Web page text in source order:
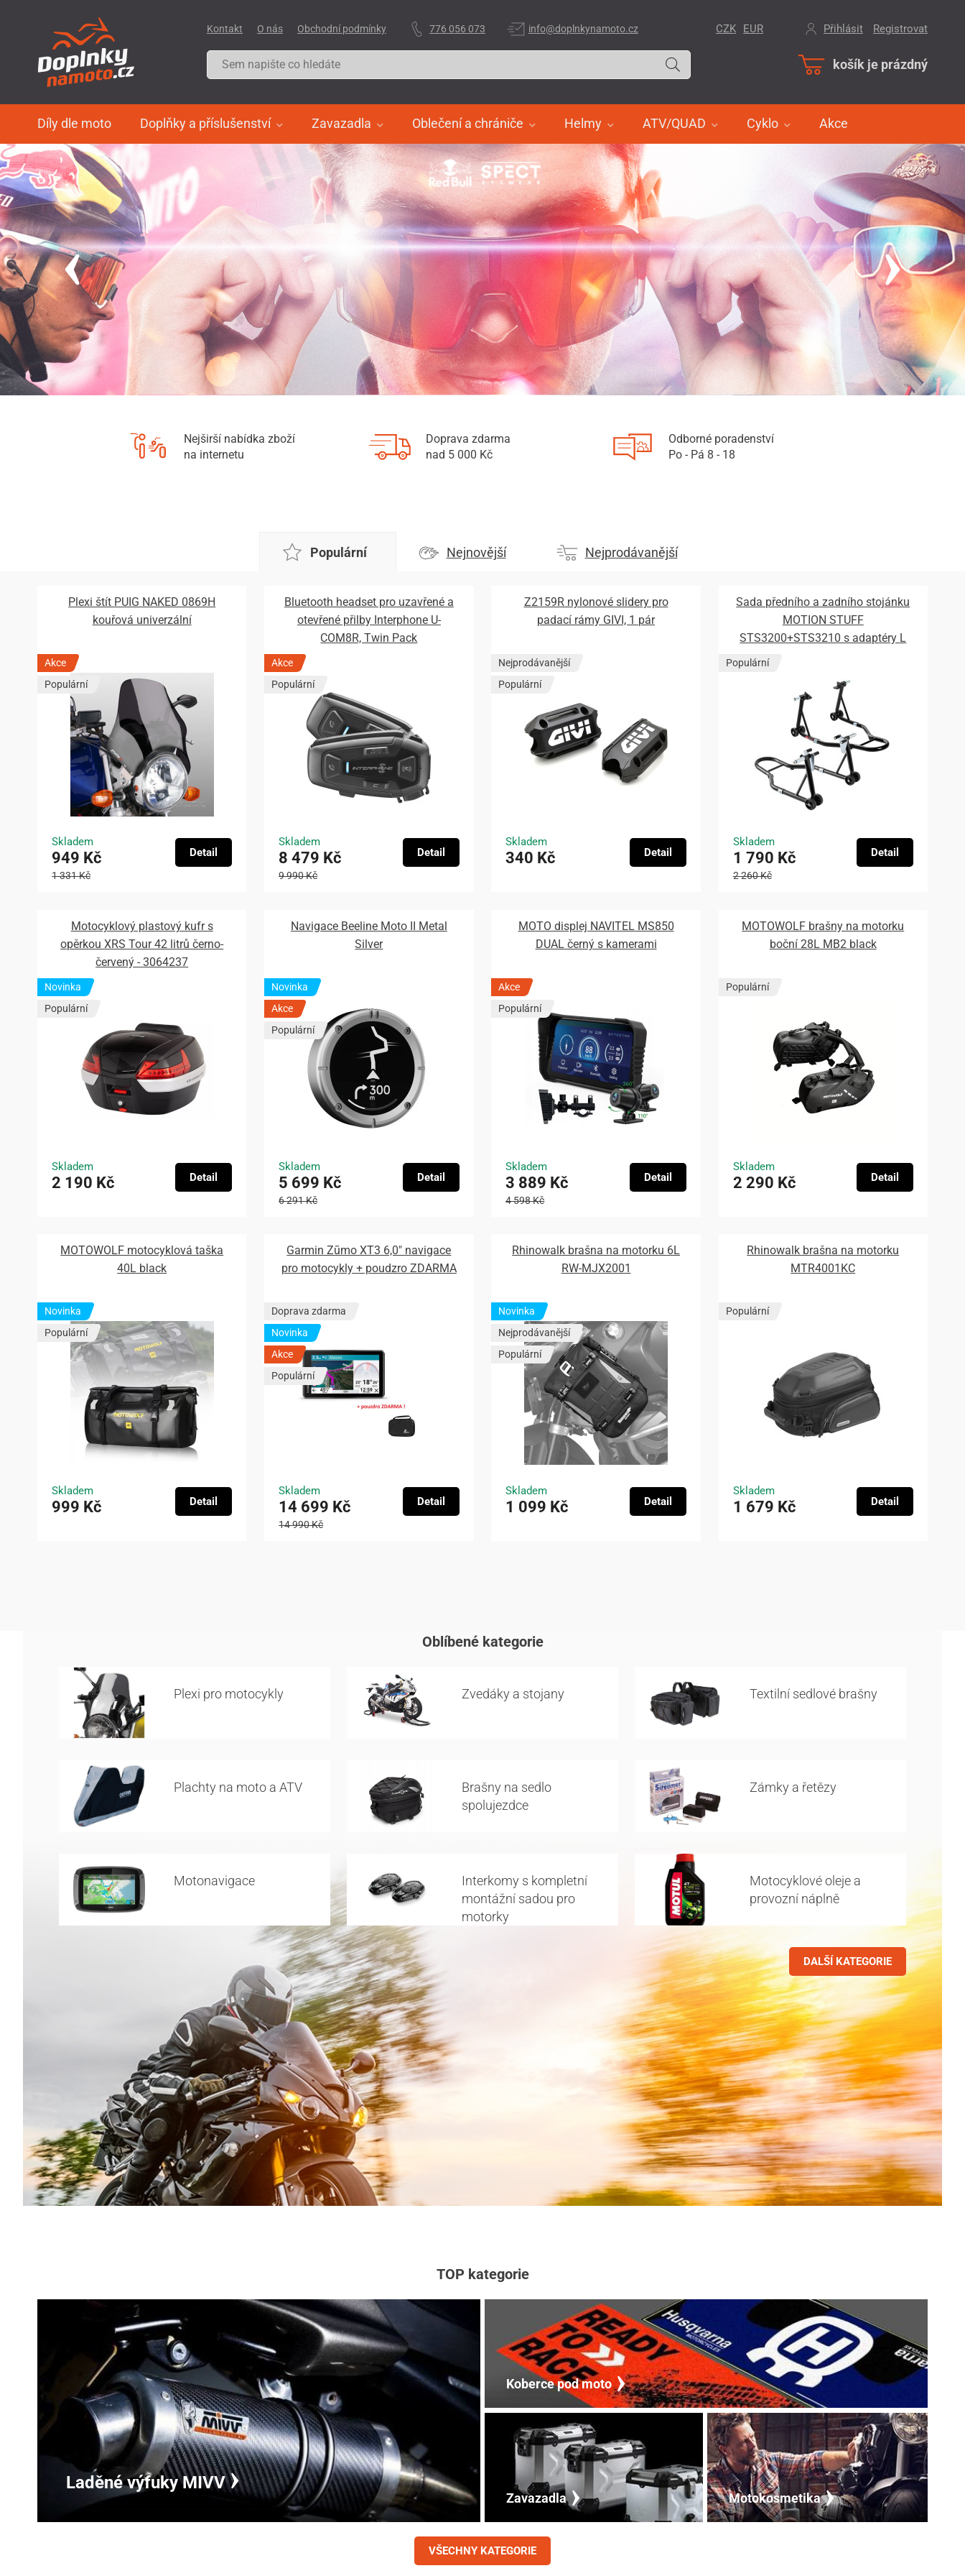
košík je prázdný
Díly dle moto Doplňky a příslušenství Zavazadla Oblečení a chrániče Helmy ATV/QUAD Cyklo Akce
CZK EUR Přihlásit Registrovat
Kontakt O nás Obchodní podmínky 776 056 073 info@doplnkynamoto.cz
Nejširší nabídka zboží
na internetu
Doprava zdarma
nad 5 000 Kč
Odborné poradenství
Po - Pá 8 - 18
Populární Nejnovější Nejprodávanější
Plexi štít PUIG NAKED 0869H
kouřová univerzální
Akce
Populární
Skladem
949 Kč
1 331 Kč
Detail
Bluetooth headset pro uzavřené a
otevřené přilby Interphone U-
COM8R, Twin Pack
Akce
Populární
Skladem
8 479 Kč
9 990 Kč
Detail
Z2159R nylonové slidery pro
padací rámy GIVI, 1 pár
Nejprodávanější
Populární
Skladem
340 Kč Detail
Sada předního a zadního stojánku
MOTION STUFF
STS3200+STS3210 s adaptéry L
Populární
Skladem
1 790 Kč
2 260 Kč
Detail
Motocyklový plastový kufr s
opěrkou XRS Tour 42 litrů černo-
červený - 3064237
Novinka
Populární
Skladem
2 190 Kč Detail
Navigace Beeline Moto II Metal
Silver
Novinka
Akce
Populární
Skladem
5 699 Kč
6 291 Kč
Detail
MOTO displej NAVITEL MS850
DUAL černý s kamerami
Akce
Populární
Skladem
3 889 Kč
4 598 Kč
Detail
MOTOWOLF brašny na motorku
boční 28L MB2 black
Populární
Skladem
2 290 Kč Detail
MOTOWOLF motocyklová taška
40L black
Novinka
Populární
Skladem
999 Kč Detail
Garmin Zūmo XT3 6,0″ navigace
pro motocykly + poudzro ZDARMA
Doprava zdarma
Novinka
Akce
Populární
Skladem
14 699 Kč
14 990 Kč
Detail
Rhinowalk brašna na motorku 6L
RW-MJX2001
Novinka
Nejprodávanější
Populární
Skladem
1 099 Kč Detail
Rhinowalk brašna na motorku
MTR4001KC
Populární
Skladem
1 679 Kč Detail
Oblíbené kategorie
Plexi pro motocykly Zvedáky a stojany Textilní sedlové brašny
Plachty na moto a ATV
Brašny na sedlo
spolujezdce
Zámky a řetězy
Motonavigace
Interkomy s kompletní
montážní sadou pro
motorky
Motocyklové oleje a
provozní náplně
DALŠÍ KATEGORIE
TOP kategorie
Laděné výfuky MIVV
Koberce pod moto
Zavazadla Motokosmetika
VŠECHNY KATEGORIE